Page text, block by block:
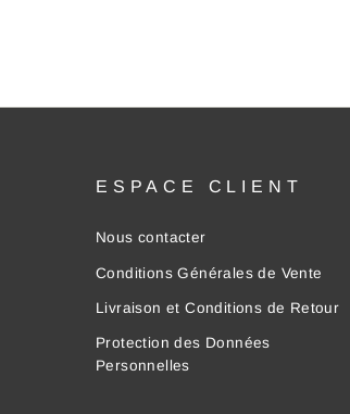
ESPACE CLIENT
Nous contacter
Conditions Générales de Vente
Livraison et Conditions de Retour
Protection des Données
Personnelles